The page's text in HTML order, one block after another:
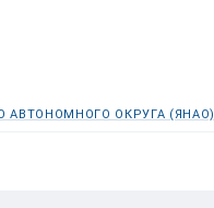
АВТОНОМНОГО ОКРУГА (ЯНАО)